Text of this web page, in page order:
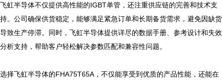
飞虹半导体不仅提供高性能的IGBT单管，还注重供应链的完善和技术支
持。公司确保供货稳定，能够满足紧急订单和长期备货需求，避免因缺货
导致生产停滞。同时，飞虹半导体提供详尽的数据手册、参考设计和失效
分析支持，帮助客户轻松解决参数匹配和兼容性问题。
选择飞虹半导体的FHA75T65A，不仅能享受到优质的产品性能，还能在